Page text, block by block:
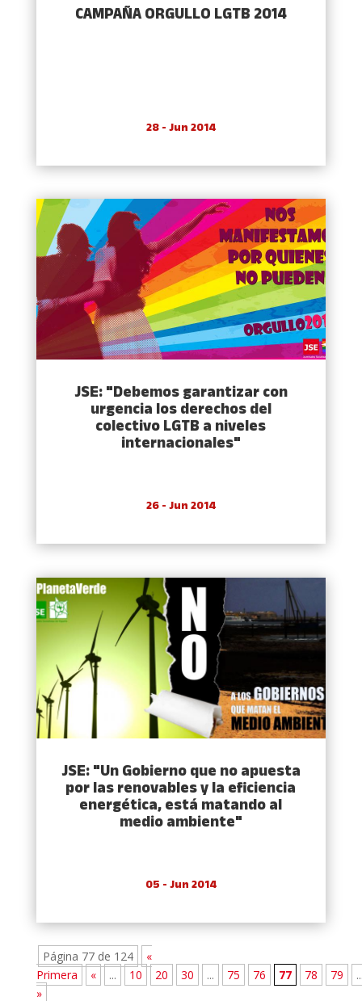
CAMPAÑA ORGULLO LGTB 2014
28 - Jun 2014
JSE: "Debemos garantizar con
urgencia los derechos del
colectivo LGTB a niveles
internacionales"
26 - Jun 2014
JSE: "Un Gobierno que no apuesta
por las renovables y la eficiencia
energética, está matando al
medio ambiente"
05 - Jun 2014
Página 77 de 124
«
Primera
« ... 10 20 30 ... 75 76 77 78 79
»